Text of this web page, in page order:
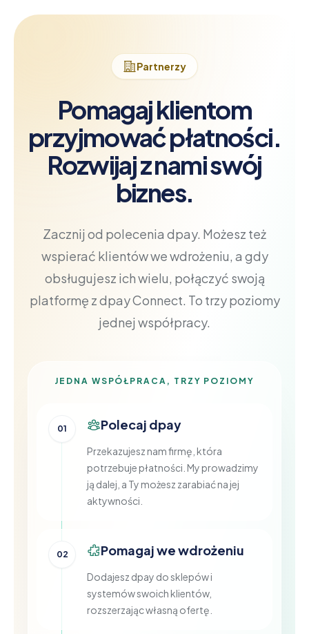
Partnerzy
Pomagaj klientom
przyjmować płatności.
Rozwijaj z nami swój
biznes.
Zacznij od polecenia dpay. Możesz też
wspierać klientów we wdrożeniu, a gdy
obsługujesz ich wielu, połączyć swoją
platformę z dpay Connect. To trzy poziomy
jednej współpracy.
JEDNA WSPÓŁPRACA, TRZY POZIOMY
01 Polecaj dpay
Przekazujesz nam firmę, która
potrzebuje płatności. My prowadzimy
ją dalej, a Ty możesz zarabiać na jej
aktywności.
02 Pomagaj we wdrożeniu
Dodajesz dpay do sklepów i
systemów swoich klientów,
rozszerzając własną ofertę.